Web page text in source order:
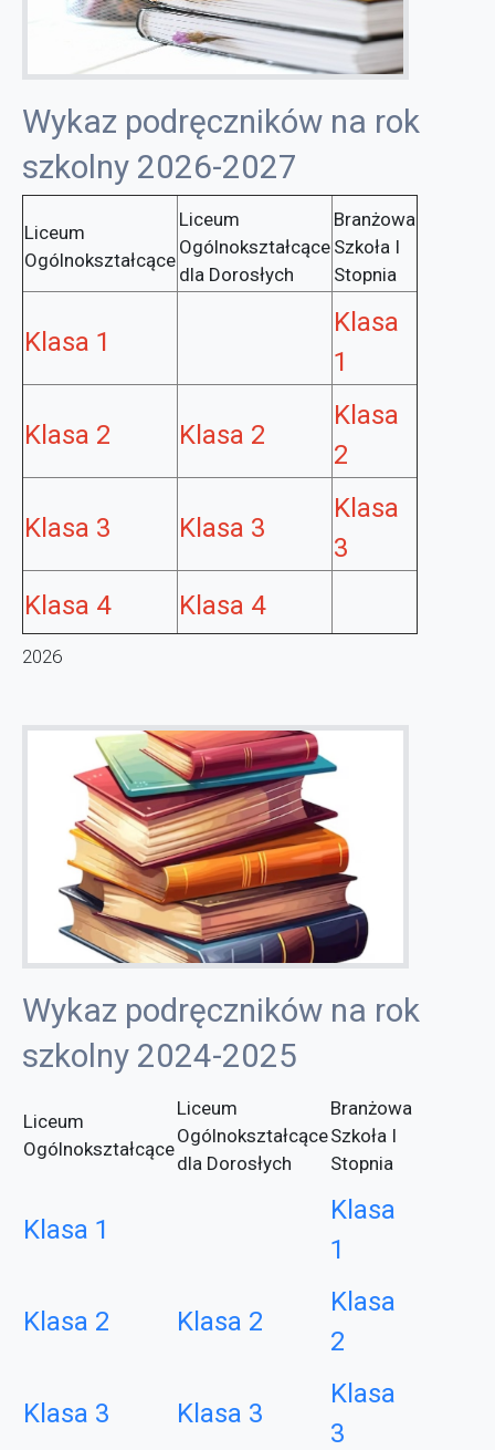
Wykaz podręczników na rok
szkolny 2026-2027
Liceum
Ogólnokształcące
Liceum
Ogólnokształcące
dla Dorosłych
Branżowa
Szkoła I
Stopnia
Klasa 1
Klasa
1
Klasa 2 Klasa 2
Klasa
2
Klasa 3 Klasa 3
Klasa
3
Klasa 4
Klasa 4
2026
Wykaz podręczników na rok
szkolny 2024-2025
Liceum
Ogólnokształcące
Liceum
Ogólnokształcące
dla Dorosłych
Branżowa
Szkoła I
Stopnia
Klasa 1
Klasa
1
Klasa 2 Klasa 2
Klasa
2
Klasa 3 Klasa 3
Klasa
3